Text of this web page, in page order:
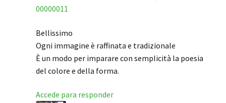
de 5
00000011
Bellissimo
Ogni immagine è raffinata e tradizionale
È un modo per imparare con semplicità la poesia
del colore e della forma.
Accede para responder